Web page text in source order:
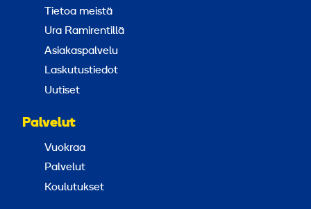
Tietoa meistä
Ura Ramirentillä
Asiakaspalvelu
Laskutustiedot
Uutiset
Palvelut
Vuokraa
Palvelut
Koulutukset